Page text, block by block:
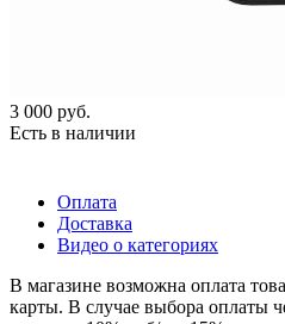
3 000 руб.
Есть в наличии
Оплата
Доставка
Видео о категориях
В магазине возможна оплата
карты. В случае выбора оплаты